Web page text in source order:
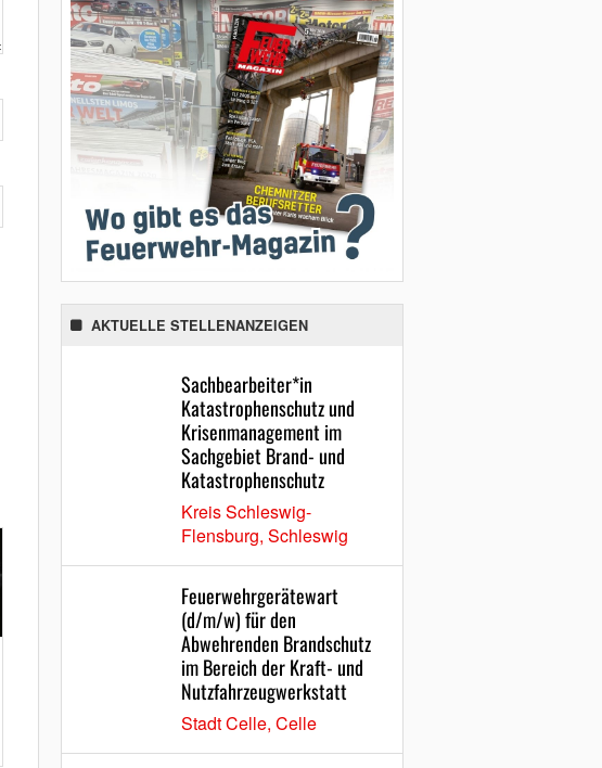
AKTUELLE STELLENANZEIGEN
Sachbearbeiter*in
Katastrophenschutz und
Krisenmanagement im
Sachgebiet Brand- und
Katastrophenschutz
Kreis Schleswig-
Flensburg, Schleswig
Feuerwehrgerätewart
(d/m/w) für den
Abwehrenden Brandschutz
im Bereich der Kraft- und
Nutzfahrzeugwerkstatt
Stadt Celle, Celle